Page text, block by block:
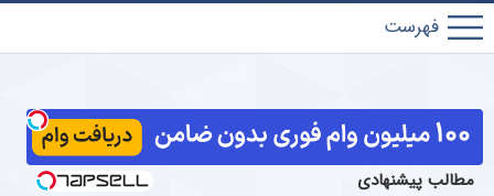
پارس
فوتبال
مطالب پیشنهادی